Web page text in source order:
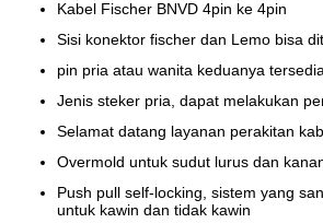
Kabel Fischer BNVD 4pin ke 4pin
Sisi konektor fischer dan Lemo bisa
pin pria atau wanita keduanya tersedia
Jenis steker pria, dapat melakukan
Selamat datang layanan perakitan
Overmold untuk sudut lurus dan
Push pull self-locking, sistem yang
untuk kawin dan tidak kawin